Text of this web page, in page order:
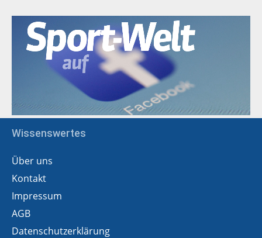
Wissenswertes
Über uns
Kontakt
Impressum
AGB
Datenschutzerklärung